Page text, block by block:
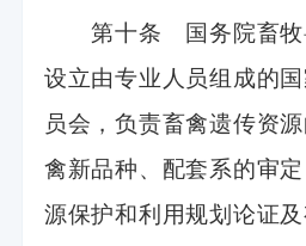
第十条 国务院畜牧
设立由专业人员组成的
员会，负责畜禽遗传资
禽新品种、配套系的审
源保护和利用规划论证